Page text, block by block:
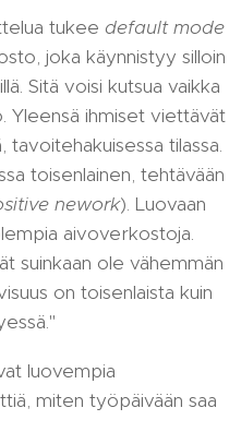
tukee default mode
joka käynnistyy silloin
Sitä voisi kutsua vaikka
Yleensä ihmiset viettävät
tilassa.
toisenlainen, tehtävään
nework). Luovaan
aivoverkostoja.
suinkaan ole vähemmän
on toisenlaista kuin
luovempia
miten työpäivään saa